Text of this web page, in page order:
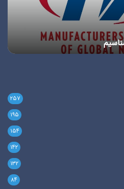
۲۵۷
۱۹۵
۱۵۴
۱۴۲
۱۳۲
۸۴